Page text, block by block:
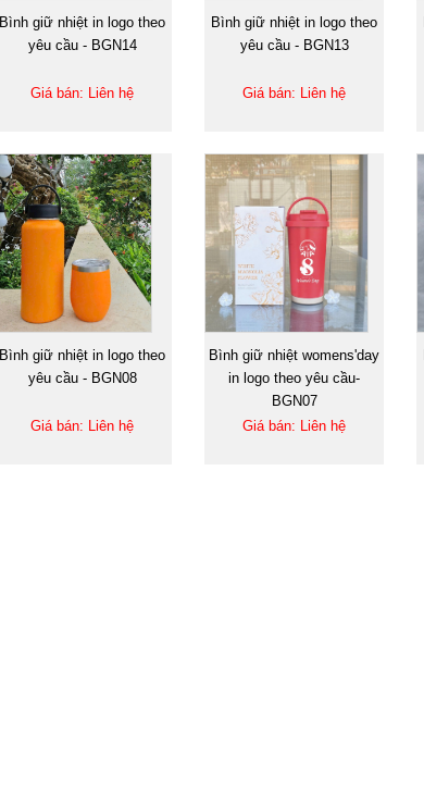
Bình giữ nhiệt in logo theo
yêu cầu - BGN14
Giá bán: Liên hệ
Bình giữ nhiệt in logo theo
yêu cầu - BGN13
Giá bán: Liên hệ
Bình giữ nhiệt in logo theo
yêu cầu - BGN08
Giá bán: Liên hệ
Bình giữ nhiệt womens'day
in logo theo yêu cầu-
BGN07
Giá bán: Liên hệ